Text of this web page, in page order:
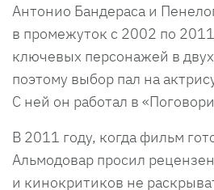
Антонио Бандераса и
в промежуток с 2002 по
ключевых персонажей в
поэтому выбор пал на
С ней он работал в
В 2011 году, когда фильм
Альмодовар просил
и кинокритиков не